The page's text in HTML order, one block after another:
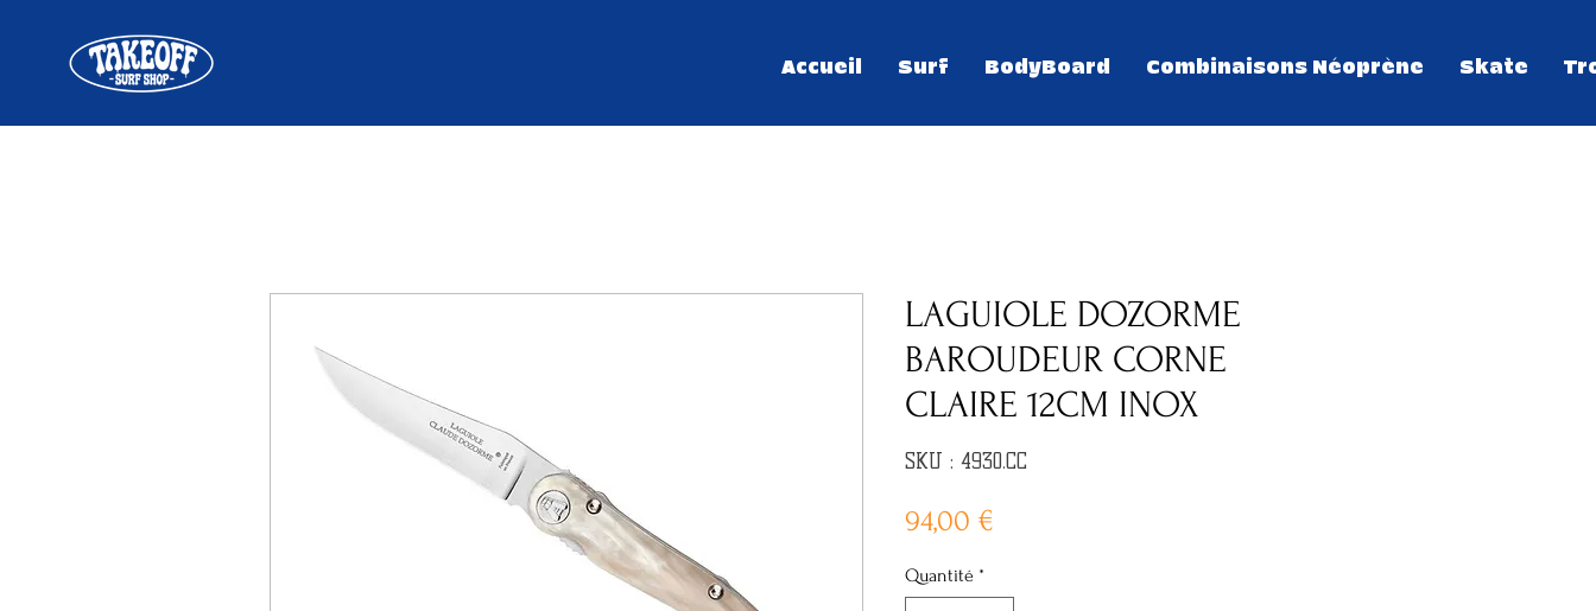
Accueil Surf BodyBoard Combinaisons Néoprène Skate
LAGUIOLE DOZORME
BAROUDEUR CORNE
CLAIRE 12CM INOX
SKU : 4930.CC
94,00 €
Quantité *